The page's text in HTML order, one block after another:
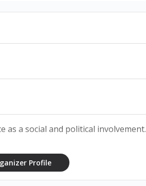
as a social and political involvement.
Profile